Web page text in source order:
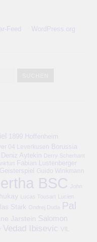
Feed WordPress.org
1899 Hoffenheim
04 Leverkusen
Borussia
Deniz Aytekin Derry Scherhant
Fabian Lustenberger
Geisterspiel Guido Winkmann
BSC
John
Lucas Tousart Lucien
Stark Ondrej Duda Pal
Jarstein Salomon
Vedad Ibisevic
VfL